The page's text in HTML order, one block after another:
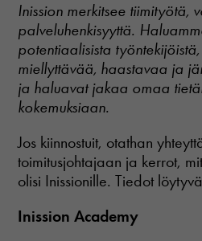
Inission merkitsee tiimityötä,
palveluhenkisyyttä.
potentiaalisista
miellyttävää, haastavaa ja
ja haluavat jakaa omaa
kokemuksiaan.
Jos kiinnostuit, otathan
toimitusjohtajaan ja kerrot,
olisi Inissionille. Tiedot
Inission Academy